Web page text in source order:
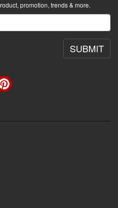
promotion, trends & more.
SUBMIT